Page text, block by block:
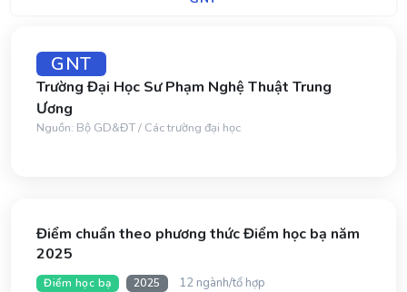
GNT
Trường Đại Học Sư Phạm Nghệ Thuật Trung
Ương
Nguồn: Bộ GD&ĐT / Các trường đại học
Điểm chuẩn theo phương thức Điểm học bạ năm
2025
Điểm học bạ 2025 12 ngành/tổ hợp